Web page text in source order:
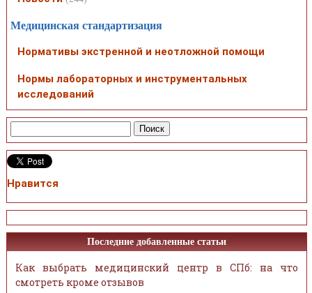
Медицинская стандартизация
Нормативы экстренной и неотложной помощи
Нормы лабораторных и инструментальных
исследований
Нравится
Последние добавленные статьи
Как выбрать медицинский центр в СПб: на что
смотреть кроме отзывов